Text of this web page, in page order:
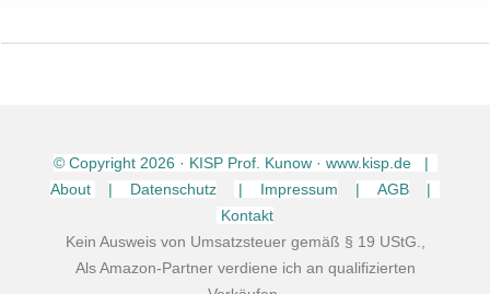
© Copyright 2026 · KISP Prof. Kunow · www.kisp.de |
About
| Datenschutz | Impressum | AGB
|
Kontakt
Kein Ausweis von Umsatzsteuer gemäß § 19 UStG.,
Als Amazon-Partner verdiene ich an qualifizierten